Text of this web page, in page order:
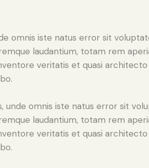
omnis iste natus error sit
laudantium, totam rem
veritatis et quasi
unde omnis iste natus error sit
laudantium, totam rem
veritatis et quasi